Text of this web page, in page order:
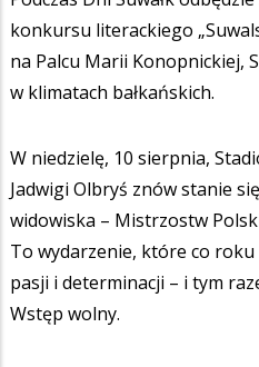
konkursu literackiego
na Palcu Marii Konopnickiej,
w klimatach bałkańskich.
W niedzielę, 10 sierpnia,
Jadwigi Olbryś znów stanie
widowiska – Mistrzostw
To wydarzenie, które co roku
pasji i determinacji – i tym
Wstęp wolny.